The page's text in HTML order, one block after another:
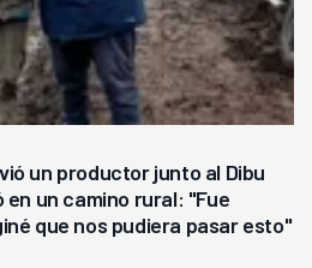
un productor junto al Dibu
en un camino rural: "Fue
que nos pudiera pasar esto"